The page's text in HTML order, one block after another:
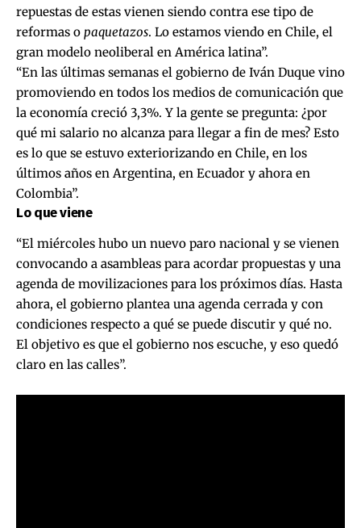
repuestas de estas vienen siendo contra ese tipo de
reformas o paquetazos. Lo estamos viendo en Chile, el
gran modelo neoliberal en América latina”.
“En las últimas semanas el gobierno de Iván Duque vino
promoviendo en todos los medios de comunicación que
la economía creció 3,3%. Y la gente se pregunta: ¿por
qué mi salario no alcanza para llegar a fin de mes? Esto
es lo que se estuvo exteriorizando en Chile, en los
últimos años en Argentina, en Ecuador y ahora en
Colombia”.
Lo que viene
“El miércoles hubo un nuevo paro nacional y se vienen
convocando a asambleas para acordar propuestas y una
agenda de movilizaciones para los próximos días. Hasta
ahora, el gobierno plantea una agenda cerrada y con
condiciones respecto a qué se puede discutir y qué no.
El objetivo es que el gobierno nos escuche, y eso quedó
claro en las calles”.